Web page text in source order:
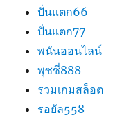
ปั่นแตก66
ปั่นแตก77
พนันออนไลน์
พุซซี่888
รวมเกมสล็อต
รอยัล558